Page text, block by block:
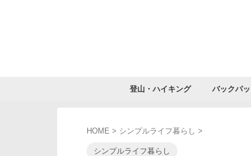
登山・ハイキング バックパ
HOME > シンプルライフ暮らし >
シンプルライフ暮らし